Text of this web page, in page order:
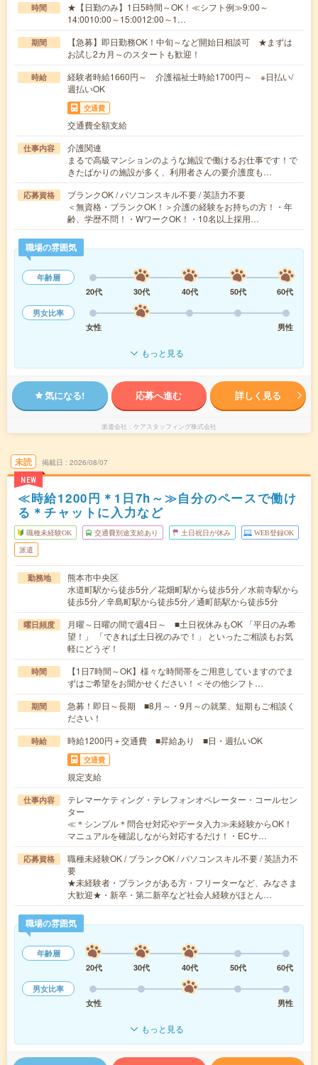
時間
★【日勤のみ】1日5時間～OK！≪シフト例≫9:00～
14:0010:00～15:0012:00～1…
期間
【急募】即日勤務OK！中旬～など開始日相談可 ★まずは
お試し2カ月～のスタートも歓迎！
時給
経験者時給1660円～ 介護福祉士時給1700円～ ※日払い/
週払いOK
交通費
交通費全額支給
仕事内容
介護関連
まるで高級マンションのような施設で働けるお仕事です！で
きたばかりの施設が多く、利用者さんの要介護度も…
応募資格
ブランクOK / パソコンスキル不要 / 英語力不要
＜無資格・ブランクOK！＞介護の経験をお持ちの方！・年
齢、学歴不問！・WワークOK！・10名以上採用…
職場の雰囲気
年齢層
20代
30代 40代 50代
60代
男女比率
女性
男性
もっと見る
気になる! 応募へ進む 詳しく見る
派遣会社 ケアスタッフィング株式会社
未読
NEW
掲載日 2026/08/07
≪時給1200円＊1日7h～≫自分のペースで働け
る＊チャットに入力など
職種未経験OK 交通費別途支給あり 土日祝日が休み WEB登録OK
派遣
勤務地
熊本市中央区
水道町駅から徒歩5分／花畑町駅から徒歩5分／水前寺駅から
徒歩5分／辛島町駅から徒歩5分／通町筋駅から徒歩5分
曜日頻度
月曜～日曜の間で週4日～ ■土日祝休みもOK 「平日のみ希
望！」 「できれば土日祝のみで！」 といったご相談もお気
軽にどうぞ！
時間
【1日7時間～OK】様々な時間帯をご用意していますのでま
ずはご希望をお聞かせください！＜その他シフト…
期間
急募！即日～長期 ■8月～・9月～の就業、短期もご相談く
ださい！
時給 時給1200円＋交通費 ■昇給あり ■日・週払いOK
交通費
規定支給
仕事内容
テレマーケティング・テレフォンオペレーター・コールセン
ター
≪＊シンプル＊問合せ対応やデータ入力≫未経験からOK！
マニュアルを確認しながら対応するだけ！・ECサ…
応募資格
職種未経験OK / ブランクOK / パソコンスキル不要 / 英語力不
要
★未経験者・ブランクがある方・フリーターなど、みなさま
大歓迎★・新卒・第二新卒など社会人経験がほとん…
職場の雰囲気
年齢層
20代
30代 40代 50代
60代
男女比率
女性
男性
もっと見る